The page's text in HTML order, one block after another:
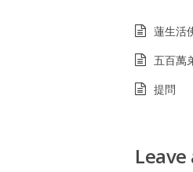
蓮生活
五百萬
提問
Leave